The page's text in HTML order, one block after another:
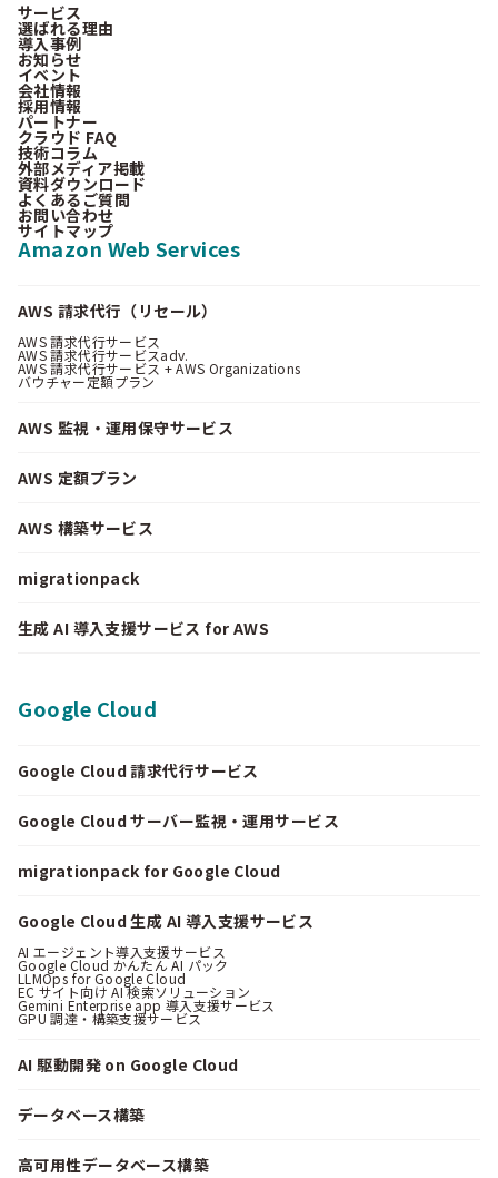
サービス
選ばれる理由
導入事例
お知らせ
イベント
会社情報
採用情報
パートナー
クラウド FAQ
技術コラム
外部メディア掲載
資料ダウンロード
よくあるご質問
お問い合わせ
サイトマップ
Amazon Web Services
AWS 請求代行（リセール）
AWS 請求代行サービス
AWS 請求代行サービスadv.
AWS 請求代行サービス + AWS Organizations
バウチャー定額プラン
AWS 監視・運用保守サービス
AWS 定額プラン
AWS 構築サービス
migrationpack
生成 AI 導入支援サービス for AWS
Google Cloud
Google Cloud 請求代行サービス
Google Cloud サーバー監視・運用サービス
migrationpack for Google Cloud
Google Cloud 生成 AI 導入支援サービス
AI エージェント導入支援サービス
Google Cloud かんたん AI パック
LLMOps for Google Cloud
EC サイト向け AI 検索ソリューション
Gemini Enterprise app 導入支援サービス
GPU 調達・構築支援サービス
AI 駆動開発 on Google Cloud
データベース構築
高可用性データベース構築